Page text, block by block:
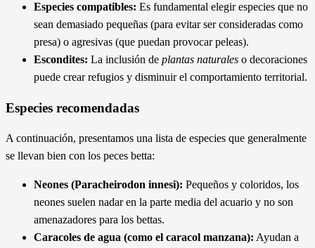
Especies compatibles: Es fundamental elegir especies que no
sean demasiado pequeñas (para evitar ser consideradas como
presa) o agresivas (que puedan provocar peleas).
Escondites: La inclusión de plantas naturales o decoraciones
puede crear refugios y disminuir el comportamiento territorial.
Especies recomendadas
A continuación, presentamos una lista de especies que generalmente
se llevan bien con los peces betta:
Neones (Paracheirodon innesi): Pequeños y coloridos, los
neones suelen nadar en la parte media del acuario y no son
amenazadores para los bettas.
Caracoles de agua (como el caracol manzana): Ayudan a